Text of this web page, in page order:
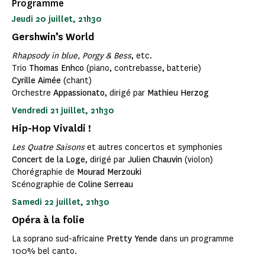
Programme
Jeudi 20 juillet, 21h30
Gershwin’s World
Rhapsody in blue, Porgy & Bess, etc.
Trio Thomas Enhco (piano, contrebasse, batterie)
Cyrille Aimée (chant)
Orchestre Appassionato, dirigé par Mathieu Herzog
Vendredi 21 juillet, 21h30
Hip-Hop Vivaldi !
Les Quatre Saisonset autres concertos et symphonies
Concert de la Loge, dirigé par Julien Chauvin (violon)
Chorégraphie de Mourad Merzouki
Scénographie de Coline Serreau
Samedi 22 juillet, 21h30
Opéra à la folie
La soprano sud-africaine Pretty Yende dans un programme
100% bel canto.